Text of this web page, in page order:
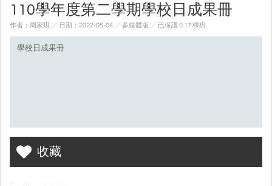
110學年度第二學期學校日成果冊
作者：周家琪 ╱ 日期：2022-05-04 ╱ 多媒體版 ╱ 已保護 0.17 棵樹
學校日成果冊
收藏